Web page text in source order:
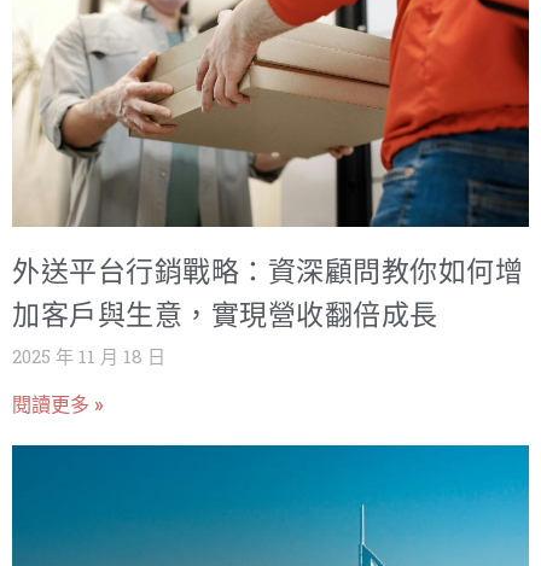
外送平台行銷戰略：資深顧問教你如何增
加客戶與生意，實現營收翻倍成長
2025 年 11 月 18 日
閱讀更多 »